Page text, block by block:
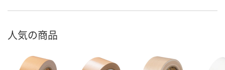
人気の商品